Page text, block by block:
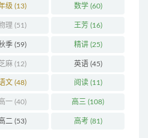
级 (13) 数学(60)
理 (51) 王芳(16)
季(59) 精讲(25)
麻(12) 英语(45)
文 (48) 阅读(11)
一(40) 高三 (108)
二 (53) 高考(81)